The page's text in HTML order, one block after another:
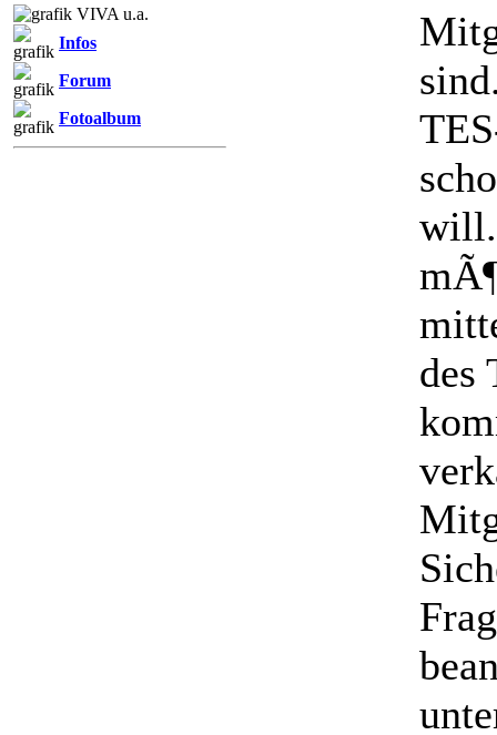
VIVA u.a.
Infos
Forum
Fotoalbum
will.
des